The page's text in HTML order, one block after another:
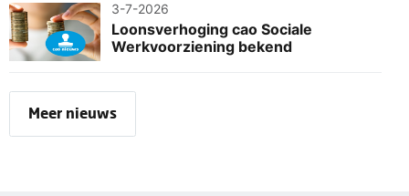
3-7-2026
Loonsverhoging cao Sociale
Werkvoorziening bekend
Meer nieuws